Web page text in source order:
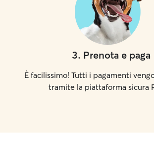
3. Prenota e paga
È facilissimo! Tutti i pagamenti
tramite la piattaforma sicura